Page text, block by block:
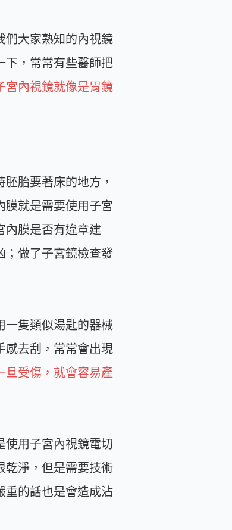
們大家熟知的內視鏡
下，常常有些醫師把
宮內視鏡就像是胃鏡
胎要著床的地方，
膜就是需要使用子宮
內膜是否有違章建
；做了子宮鏡檢查發
一隻類似湯匙的器械
感去刮，常常會出現
旦受傷，就會容易產
使用子宮內視鏡電切
乾淨，但是需要技術
重的話也是會造成沾